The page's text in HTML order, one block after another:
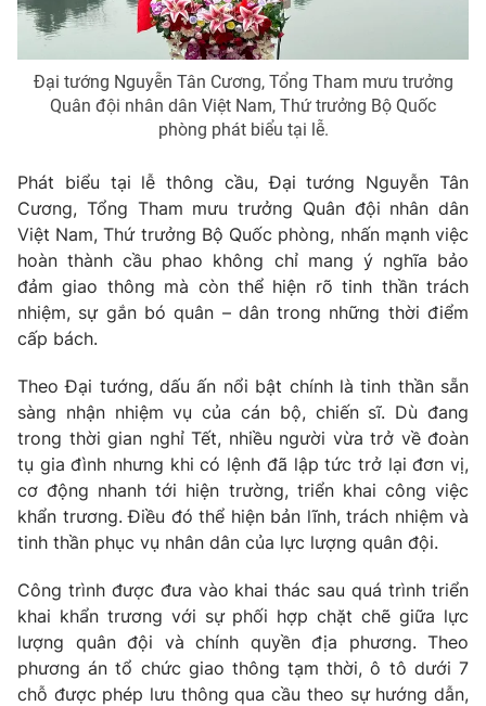
Nhân vật
Giải sao mai
Âm nhạc
Sao
Làm đẹp
Chất lượng cuộc sống
Giáo dục
Tuyển sinh
Hitech Công nghệ tương lai
Sản phẩm
Thị trường
Tư vấn
Giao lưu trực tuyến
Lịch phát sóng
Chuyên mục khác
Emagazine Podcast
Photo Infographic
Video Shorts video
VTV Sức khoẻ Bất động sản
Thị trường 24h Tấm lòng Việt
Đại tướng Nguyễn Tân Cương, Tổng Tham mưu trưởng
Quân đội nhân dân Việt Nam, Thứ trưởng Bộ Quốc
phòng phát biểu tại lễ.
Phát biểu tại lễ thông cầu, Đại tướng Nguyễn Tân
Cương, Tổng Tham mưu trưởng Quân đội nhân dân
Việt Nam, Thứ trưởng Bộ Quốc phòng, nhấn mạnh việc
hoàn thành cầu phao không chỉ mang ý nghĩa bảo
đảm giao thông mà còn thể hiện rõ tinh thần trách
nhiệm, sự gắn bó quân – dân trong những thời điểm
cấp bách.
Theo Đại tướng, dấu ấn nổi bật chính là tinh thần sẵn
sàng nhận nhiệm vụ của cán bộ, chiến sĩ. Dù đang
trong thời gian nghỉ Tết, nhiều người vừa trở về đoàn
tụ gia đình nhưng khi có lệnh đã lập tức trở lại đơn vị,
cơ động nhanh tới hiện trường, triển khai công việc
khẩn trương. Điều đó thể hiện bản lĩnh, trách nhiệm và
tinh thần phục vụ nhân dân của lực lượng quân đội.
Công trình được đưa vào khai thác sau quá trình triển
khai khẩn trương với sự phối hợp chặt chẽ giữa lực
lượng quân đội và chính quyền địa phương. Theo
phương án tổ chức giao thông tạm thời, ô tô dưới 7
chỗ được phép lưu thông qua cầu theo sự hướng dẫn,